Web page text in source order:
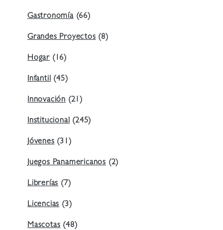
Gastronomía(66)
Grandes Proyectos (8)
Hogar (16)
Infantil (45)
Innovación (21)
Institucional (245)
Jóvenes (31)
Juegos Panamericanos (2)
Librerías (7)
Licencias (3)
Mascotas (48)